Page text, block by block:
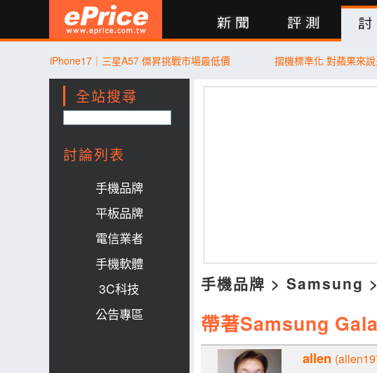
評測 討論 產品 買賣 登入 行動版
iPhone17｜三星A57 傑昇挑戰市場最低價 摺機標準化 對蘋果來
全站搜尋
討論列表
手機品牌
平板品牌
電信業者
手機軟體
3C科技
公告專區
手機品牌 > Samsung >
帶著Samsung
allen